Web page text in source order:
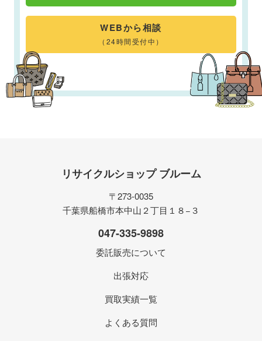
WEBから相談
（24時間受付中）
リサイクルショップ ブルーム
〒273-0035
千葉県船橋市本中山２丁目１８−３
047-335-9898
委託販売について
出張対応
買取実績一覧
よくある質問